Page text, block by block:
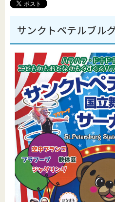
サンクトペテルブル